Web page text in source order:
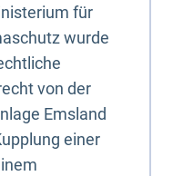
für
wurde
von der
Emsland
einer